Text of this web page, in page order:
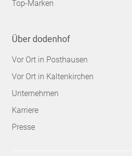
Top-Marken
Über dodenhof
Vor Ort in Posthausen
Vor Ort in Kaltenkirchen
Unternehmen
Karriere
Presse